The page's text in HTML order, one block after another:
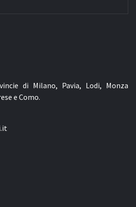
di Milano, Pavia, Lodi, Monza
e Como.